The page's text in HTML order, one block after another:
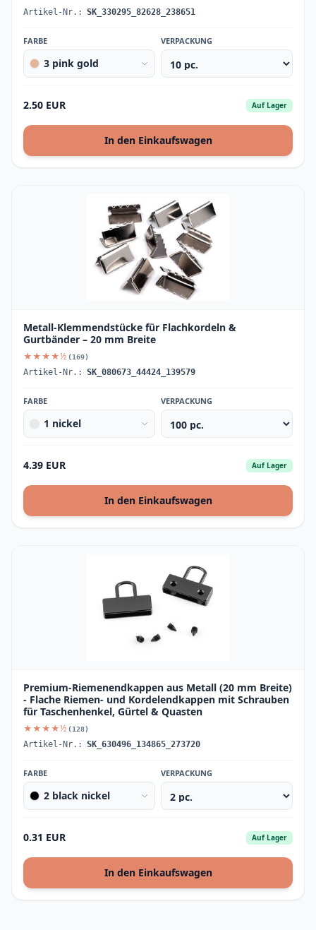
Artikel-Nr.: SK_330295_82628_238651
FARBE
3 pink gold
VERPACKUNG
2.50 EUR Auf Lager
In den Einkaufswagen
Metall-Klemmendstücke für Flachkordeln &
Gurtbänder – 20 mm Breite
★★★★½ (169)
Artikel-Nr.: SK_080673_44424_139579
FARBE
1 nickel
VERPACKUNG
4.39 EUR Auf Lager
In den Einkaufswagen
Premium-Riemenendkappen aus Metall (20 mm Breite)
- Flache Riemen- und Kordelendkappen mit Schrauben
für Taschenhenkel, Gürtel & Quasten
★★★★½ (128)
Artikel-Nr.: SK_630496_134865_273720
FARBE
2 black nickel
VERPACKUNG
0.31 EUR Auf Lager
In den Einkaufswagen